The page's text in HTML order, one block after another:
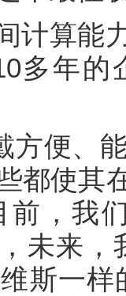
计算能
多年
方便、
都使其
，我
未来
斯一